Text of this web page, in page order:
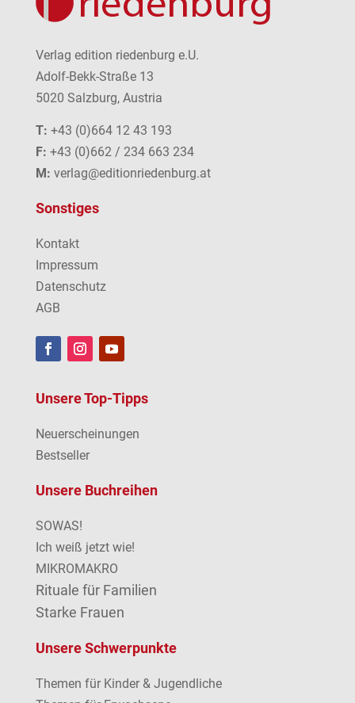
Verlag edition riedenburg e.U.
Adolf-Bekk-Straße 13
5020 Salzburg, Austria
T: +43 (0)664 12 43 193
F: +43 (0)662 / 234 663 234
M: verlag@editionriedenburg.at
Sonstiges
Kontakt
Impressum
Datenschutz
AGB
Unsere Top-Tipps
Neuerscheinungen
Bestseller
Unsere Buchreihen
SOWAS!
Ich weiß jetzt wie!
MIKROMAKRO
Rituale für Familien
Starke Frauen
Unsere Schwerpunkte
Themen für Kinder & Jugendliche